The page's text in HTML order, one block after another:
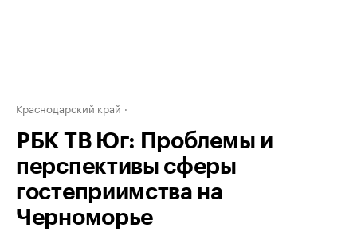
Краснодарский край
РБК ТВ Юг: Проблемы и
перспективы сферы
гостеприимства на
Черноморье